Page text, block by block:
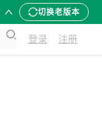
切换老版本
登录 注册